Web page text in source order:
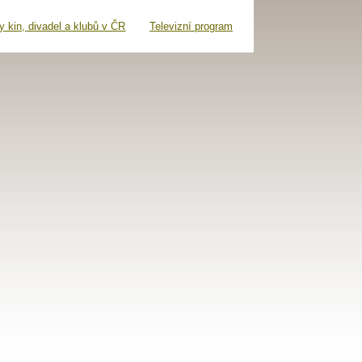
kin, divadel a klubů v ČR Televizní program